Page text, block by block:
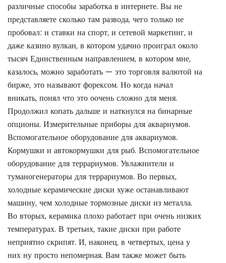
различные способы заработка в интернете. Вы не
представляете сколько там развода, чего только не
пробовал: и ставки на спорт, и сетевой маркетинг, и
даже казино вулкан, в котором удачно проиграл около
тысяч Единственным направлением, в котором мне,
казалось, можно заработать — это торговля валютой на
бирже, это называют форексом. Но когда начал
вникать, понял что это оочень сложно для меня.
Продолжил копать дальше и наткнулся на бинарные
опционы. Измерительные приборы для аквариумов.
Вспомогательное оборудование для аквариумов.
Кормушки и автокормушки для рыб. Вспомогательное
оборудование для террариумов. Увлажнители и
туманогенераторы для террариумов. Во первых,
холодные керамические диски хуже останавливают
машину, чем холодные тормозные диски из металла.
Во вторых, керамика плохо работает при очень низких
температурах. В третьих, такие диски при работе
неприятно скрипят. И, наконец, в четвертых, цена у
них ну просто непомерная. Вам также может быть